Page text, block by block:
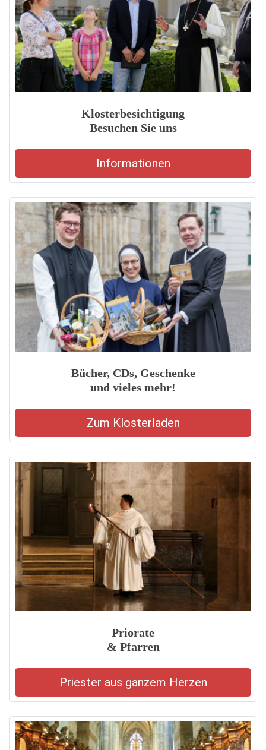
Klosterbesichtigung
Besuchen Sie uns
Informationen
Bücher, CDs, Geschenke
und vieles mehr!
Zum Klosterladen
Priorate
& Pfarren
Priester aus ganzem Herzen